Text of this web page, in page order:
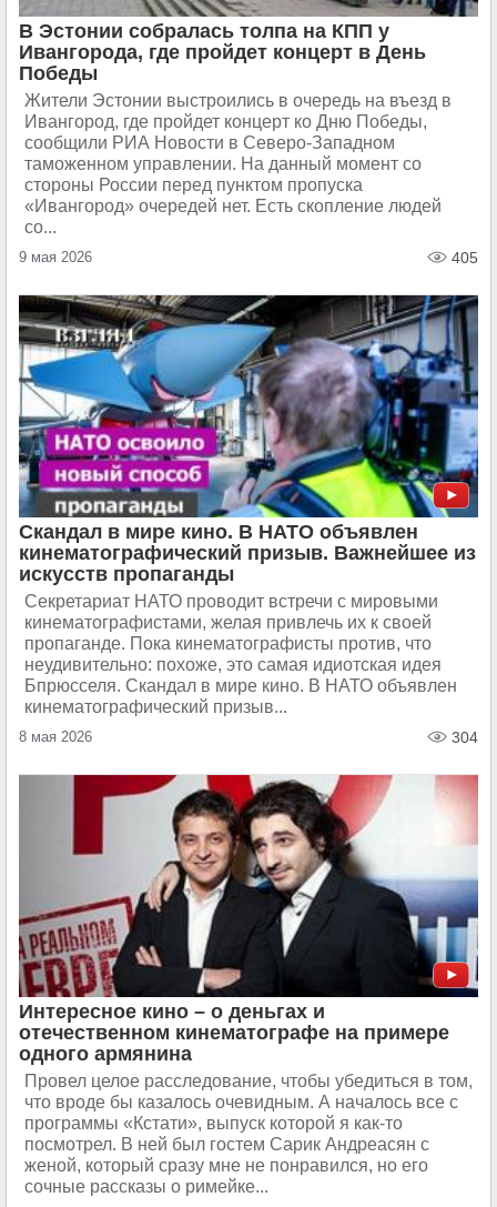
В Эстонии собралась толпа на КПП у
Ивангорода, где пройдет концерт в День
Победы
Жители Эстонии выстроились в очередь на въезд в
Ивангород, где пройдет концерт ко Дню Победы,
сообщили РИА Новости в Северо-Западном
таможенном управлении. На данный момент со
стороны России перед пунктом пропуска
«Ивангород» очередей нет. Есть скопление людей
со...
9 мая 2026 405
Скандал в мире кино. В НАТО объявлен
кинематографический призыв. Важнейшее из
искусств пропаганды
Секретариат НАТО проводит встречи с мировыми
кинематографистами, желая привлечь их к своей
пропаганде. Пока кинематографисты против, что
неудивительно: похоже, это самая идиотская идея
Бпрюсселя. Скандал в мире кино. В НАТО объявлен
кинематографический призыв...
8 мая 2026 304
Интересное кино – о деньгах и
отечественном кинематографе на примере
одного армянина
Провел целое расследование, чтобы убедиться в том,
что вроде бы казалось очевидным. А началось все с
программы «Кстати», выпуск которой я как-то
посмотрел. В ней был гостем Сарик Андреасян с
женой, который сразу мне не понравился, но его
сочные рассказы о римейке...